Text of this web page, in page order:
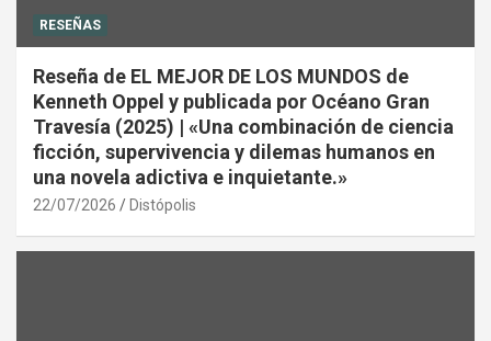
RESEÑAS
Reseña de EL MEJOR DE LOS MUNDOS de
Kenneth Oppel y publicada por Océano Gran
Travesía (2025) | «Una combinación de ciencia
ficción, supervivencia y dilemas humanos en
una novela adictiva e inquietante.»
22/07/2026 Distópolis